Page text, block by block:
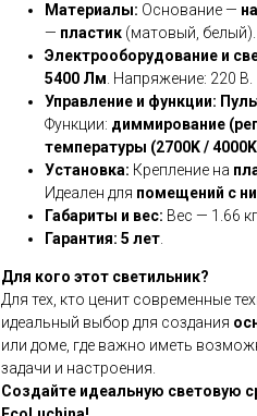
Материалы: Основание —
— пластик (матовый, белый).
Электрооборудование и
5400 Лм. Напряжение: 220 В.
Управление и функции:
Функции: диммирование
температуры (2700K /
Установка: Крепление на
Идеален для помещений с
Габариты и вес: Вес — 1.66
Гарантия: 5 лет.
Для кого этот светильник?
Для тех, кто ценит современные
идеальный выбор для создания
или доме, где важно иметь
задачи и настроения.
Создайте идеальную световую